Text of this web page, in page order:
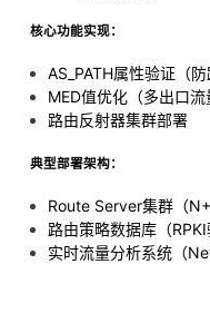
核心功能实现：
AS_PATH属性验证（
MED值优化（多出口
路由反射器集群部署
典型部署架构：
Route Server集群（
路由策略数据库（
实时流量分析系统（